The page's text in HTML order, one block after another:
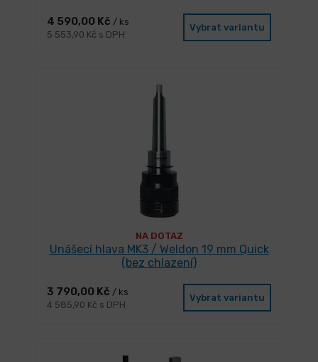
4 590,00 Kč / ks
5 553,90 Kč s DPH
Vybrat variantu
NA DOTAZ
Unášecí hlava MK3 / Weldon 19 mm Quick
(bez chlazení)
3 790,00 Kč / ks
4 585,90 Kč s DPH
Vybrat variantu